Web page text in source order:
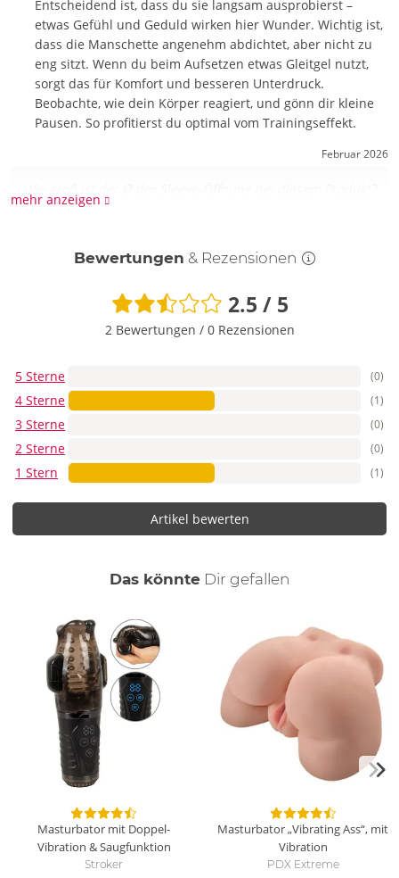
Worauf muss ich bei der Penispumpe und den 3 Penisringen
achten?
Zur Erzeugung eines starken Vakuums ist glatte Haut von
Vorteil. Daher ist es sinnvoll den Intimbereich zu rasieren,
bevor die Pumpe zum Einsatz kommt. Außerdem solltest Du
nur wasserbasierte Gleitgele verwenden. Silikonbasierte
Gleitgele können dem Sleeve schaden! Der Toycleaner sollte
stets sicher verwendet werden. Lese vor dem Gebrauch die
Entscheidend ist, dass du sie langsam ausprobierst –
etwas Gefühl und Geduld wirken hier Wunder. Wichtig ist,
dass die Manschette angenehm abdichtet, aber nicht zu
eng sitzt. Wenn du beim Aufsetzen etwas Gleitgel nutzt,
sorgt das für Komfort und besseren Unterdruck.
Beobachte, wie dein Körper reagiert, und gönn dir kleine
Pausen. So profitierst du optimal vom Trainingseffekt.
Februar 2026
sie aus weichem, dehnbarem Material bestehen. Das
heißt: Sie schmiegen sich individuell an, schließen
vielseitig nutzbar – auch bei wechselnden Größen.
mehr anzeigen
Bewertungen & Rezensionen
2.5 / 5
2 Bewertungen / 0 Rezensionen
5 Sterne (0)
4 Sterne (1)
3 Sterne (0)
2 Sterne (0)
1 Stern (1)
Artikel bewerten
Das könnte Dir auch
gefallen
Masturbator mit Doppel-
Vibration & Saugfunktion
Stroker
Masturbator „Vibrating Ass“, mit
Vibration
PDX Extreme